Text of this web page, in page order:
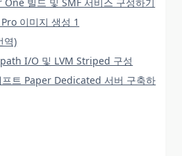
이미지 생성 1
역)
I/O 및 LVM Striped 구성
트 Paper Dedicated 서버 구축하